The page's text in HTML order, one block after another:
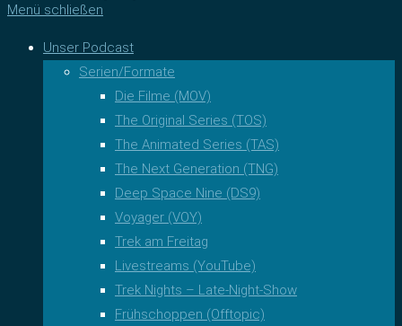
Menü schließen
Unser Podcast
Serien/Formate
Die Filme (MOV)
The Original Series (TOS)
The Animated Series (TAS)
The Next Generation (TNG)
Deep Space Nine (DS9)
Voyager (VOY)
Trek am Freitag
Livestreams (YouTube)
Trek Nights – Late-Night-Show
Frühschoppen (Offtopic)